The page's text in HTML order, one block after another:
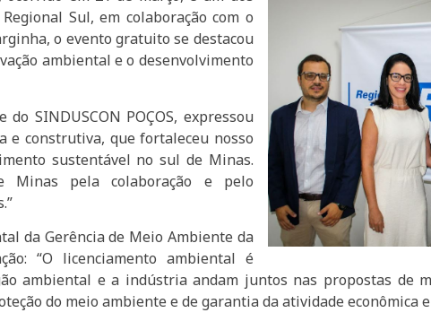
Sul, em colaboração com o
o evento gratuito se destacou
ambiental e o desenvolvimento
SINDUSCON POÇOS, expressou
e construtiva, que fortaleceu nosso
sustentável no sul de Minas.
Minas pela colaboração e pelo
da Gerência de Meio Ambiente da
“O licenciamento ambiental é
ambiental e a indústria andam juntos nas propostas de
do meio ambiente e de garantia da atividade econômica